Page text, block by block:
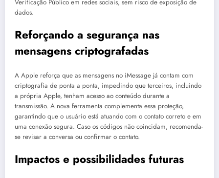
Verificação Público em redes sociais, sem risco de exposição de
dados.
Reforçando a segurança nas
mensagens criptografadas
A Apple reforça que as mensagens no iMessage já contam com
criptografia de ponta a ponta, impedindo que terceiros, incluindo
a própria Apple, tenham acesso ao conteúdo durante a
transmissão. A nova ferramenta complementa essa proteção,
garantindo que o usuário está atuando com o contato correto e em
uma conexão segura. Caso os códigos não coincidam, recomenda-
se revisar a conversa ou confirmar o contato.
Impactos e possibilidades futuras